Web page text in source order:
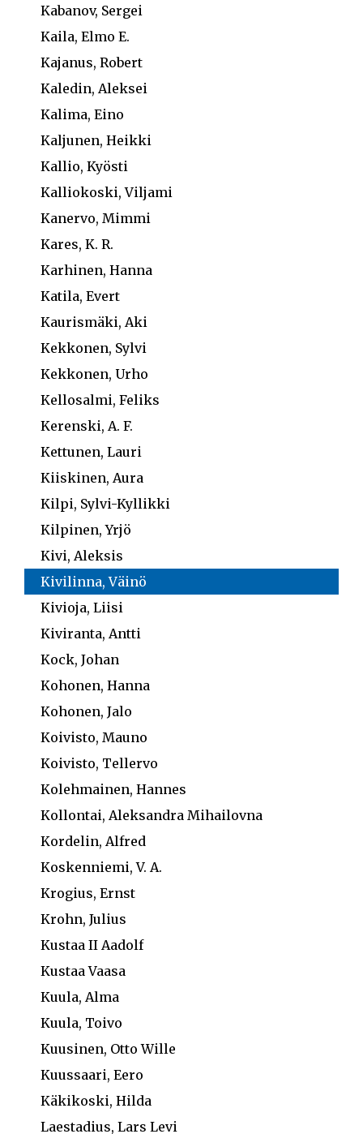
Kabanov, Sergei
Kaila, Elmo E.
Kajanus, Robert
Kaledin, Aleksei
Kalima, Eino
Kaljunen, Heikki
Kallio, Kyösti
Kalliokoski, Viljami
Kanervo, Mimmi
Kares, K. R.
Karhinen, Hanna
Katila, Evert
Kaurismäki, Aki
Kekkonen, Sylvi
Kekkonen, Urho
Kellosalmi, Feliks
Kerenski, A. F.
Kettunen, Lauri
Kiiskinen, Aura
Kilpi, Sylvi-Kyllikki
Kilpinen, Yrjö
Kivi, Aleksis
Kivilinna, Väinö
Kivioja, Liisi
Kiviranta, Antti
Kock, Johan
Kohonen, Hanna
Kohonen, Jalo
Koivisto, Mauno
Koivisto, Tellervo
Kolehmainen, Hannes
Kollontai, Aleksandra Mihailovna
Kordelin, Alfred
Koskenniemi, V. A.
Krogius, Ernst
Krohn, Julius
Kustaa II Aadolf
Kustaa Vaasa
Kuula, Alma
Kuula, Toivo
Kuusinen, Otto Wille
Kuussaari, Eero
Käkikoski, Hilda
Laestadius, Lars Levi